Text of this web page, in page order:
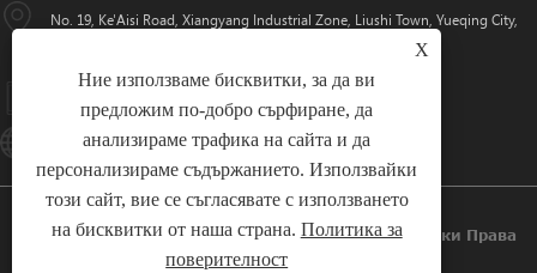
No. 19, Ke'Aisi Road, Xiangyang Industrial Zone, Liushi Town, Yueqing City,
+86-18057712366 +86-18606632017
Lugaoteam@lugaoelectric.com
Авторско Право © 2023 Lugao Power Co., Ltd. Всички Права
X
Ние използваме бисквитки, за да ви
предложим по-добро сърфиране, да
анализираме трафика на сайта и да
персонализираме съдържанието. Използвайки
този сайт, вие се съгласявате с използването
на бисквитки от наша страна. Политика за
поверителност